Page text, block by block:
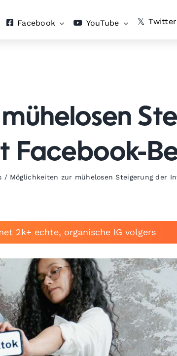
Facebook YouTube
Facebook-
/ Möglichkeiten zur mühelosen Steigerung der
2k+ echte, organische IG volgers